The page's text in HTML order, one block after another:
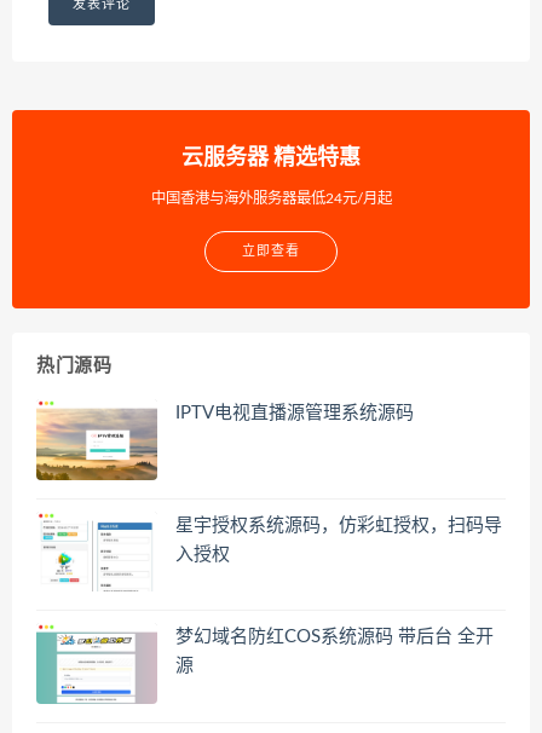
云服务器 精选特惠
中国香港与海外服务器最低24元/月起
立即查看
热门源码
IPTV电视直播源管理系统源码
星宇授权系统源码，仿彩虹授权，扫码导
入授权
梦幻域名防红COS系统源码 带后台 全开
源